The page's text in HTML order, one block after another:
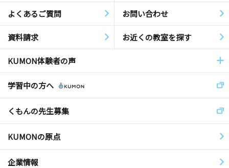
よくあるご質問 お問い合わせ
資料請求 お近くの教室を探す
KUMON体験者の声
学習中の方へ
くもんの先生募集
KUMONの原点
企業情報